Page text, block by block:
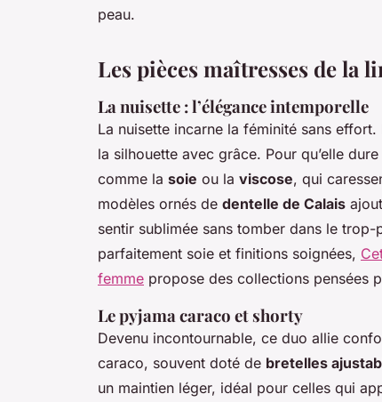
peau.
Les pièces maîtresses de la
La nuisette : l’élégance intemporelle
La nuisette incarne la féminité sans
la silhouette avec grâce. Pour qu’elle
comme la soie ou la viscose, qui
modèles ornés de dentelle de Calais
sentir sublimée sans tomber dans le
parfaitement soie et finitions soignées,
femme propose des collections pensées
Le pyjama caraco et shorty
Devenu incontournable, ce duo allie
caraco, souvent doté de bretelles
un maintien léger, idéal pour celles qui